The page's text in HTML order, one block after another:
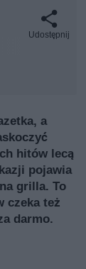
Udostępnij
a
hitów lecą
pojawia
grilla. To
czeka też
darmo.